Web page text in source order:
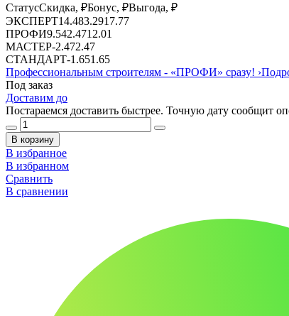
СтатусСкидка, ₽Бонус, ₽Выгода, ₽
ЭКСПЕРТ14.483.2917.77
ПРОФИ9.542.4712.01
МАСТЕР-2.472.47
СТАНДАРТ-1.651.65
Профессиональным строителям - «ПРОФИ» сразу! ›
Под заказ
Доставим до
Постараемся доставить быстрее. Точную дату сообщит
В корзину
В избранное
В избранном
Сравнить
В сравнении